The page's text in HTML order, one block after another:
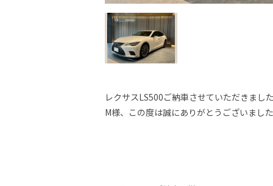
レクサスLS500ご納車させていただきまし
M様、この度は誠にありがとうございまし